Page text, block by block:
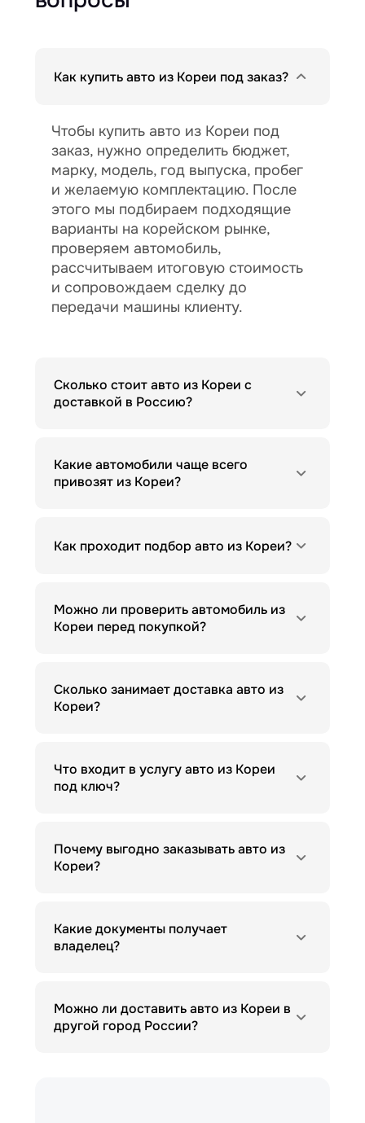
Как купить авто из Кореи под заказ?
Чтобы купить авто из Кореи под
заказ, нужно определить бюджет,
марку, модель, год выпуска, пробег
и желаемую комплектацию. После
этого мы подбираем подходящие
варианты на корейском рынке,
проверяем автомобиль,
рассчитываем итоговую стоимость
и сопровождаем сделку до
передачи машины клиенту.
Сколько стоит авто из Кореи с
доставкой в Россию?
Какие автомобили чаще всего
привозят из Кореи?
Как проходит подбор авто из Кореи?
Можно ли проверить автомобиль из
Кореи перед покупкой?
Сколько занимает доставка авто из
Кореи?
Что входит в услугу авто из Кореи
под ключ?
Почему выгодно заказывать авто из
Кореи?
Какие документы получает
владелец?
Можно ли доставить авто из Кореи в
другой город России?